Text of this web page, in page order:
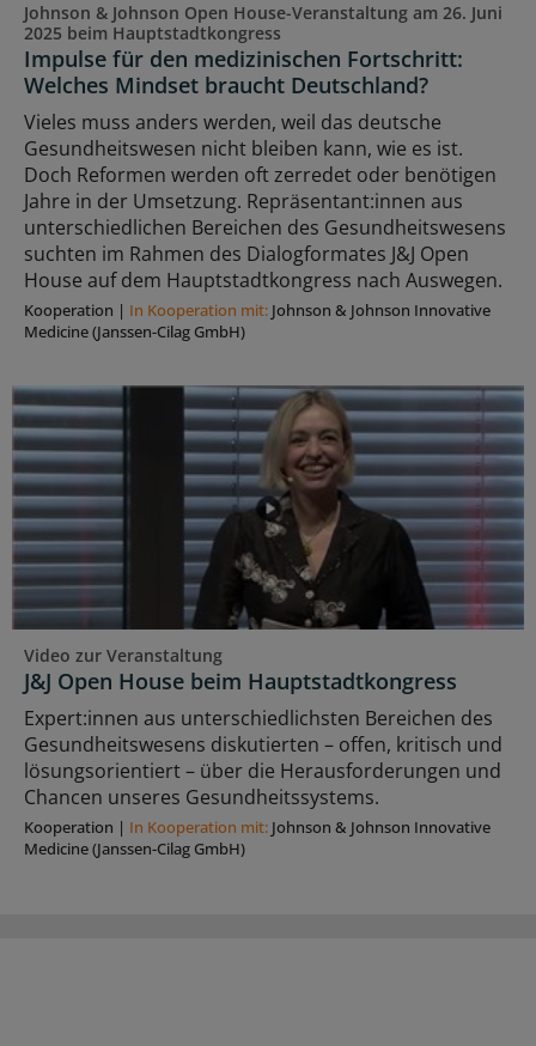
Johnson & Johnson Open House-Veranstaltung am 26. Juni
2025 beim Hauptstadtkongress
Impulse für den medizinischen Fortschritt:
Welches Mindset braucht Deutschland?
Vieles muss anders werden, weil das deutsche
Gesundheitswesen nicht bleiben kann, wie es ist.
Doch Reformen werden oft zerredet oder benötigen
Jahre in der Umsetzung. Repräsentant:innen aus
unterschiedlichen Bereichen des Gesundheitswesens
suchten im Rahmen des Dialogformates J&J Open
House auf dem Hauptstadtkongress nach Auswegen.
Kooperation | In Kooperation mit: Johnson & Johnson Innovative
Medicine (Janssen-Cilag GmbH)
Video zur Veranstaltung
J&J Open House beim Hauptstadtkongress
Expert:innen aus unterschiedlichsten Bereichen des
Gesundheitswesens diskutierten – offen, kritisch und
lösungsorientiert – über die Herausforderungen und
Chancen unseres Gesundheitssystems.
Kooperation | In Kooperation mit: Johnson & Johnson Innovative
Medicine (Janssen-Cilag GmbH)